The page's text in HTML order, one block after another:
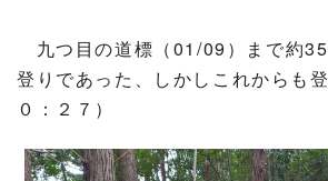
九つ目の道標（01/09）まで約
登りであった、しかしこれからも
０：２７）